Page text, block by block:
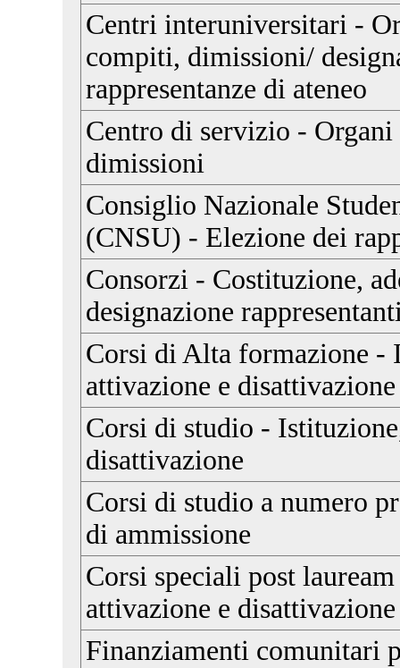
Centri interuniversitari -
compiti, dimissioni/
rappresentanze di ateneo
Centro di servizio -
dimissioni
Consiglio Nazionale
(CNSU) - Elezione dei
Consorzi - Costituzione,
designazione
Corsi di Alta formazione -
attivazione e disattivazione
Corsi di studio -
disattivazione
Corsi di studio a numero
di ammissione
Corsi speciali post
attivazione e disattivazione
Finanziamenti comunitari